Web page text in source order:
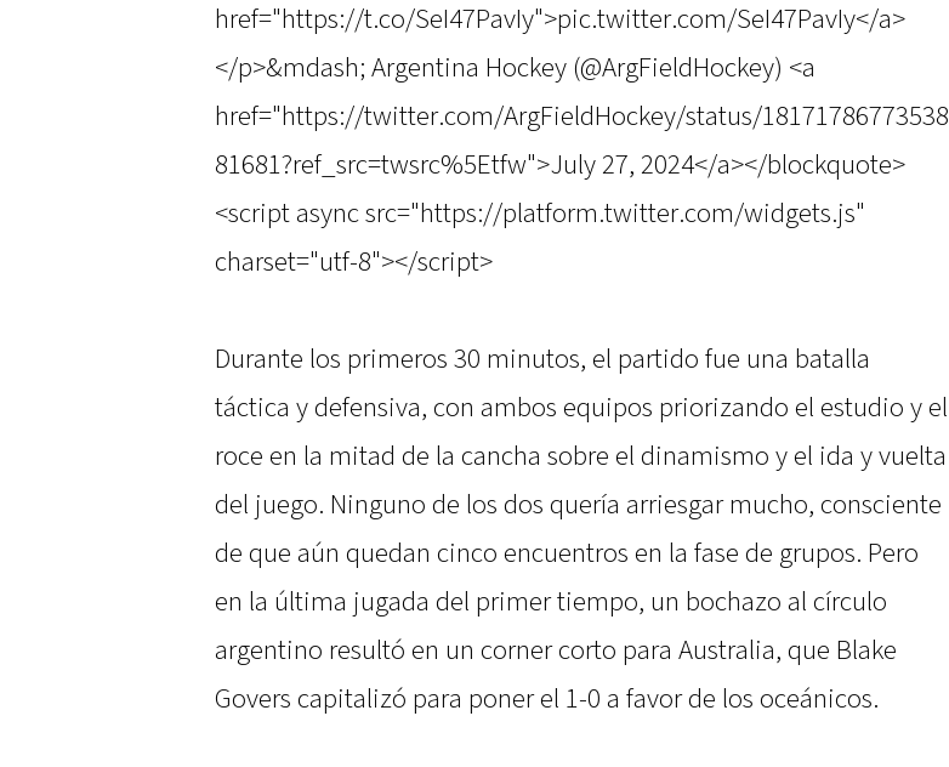
href="https://t.co/SeI47PavIy">pic.twitter.com/SeI47PavIy</a>
</p>&mdash; Argentina Hockey (@ArgFieldHockey) <a
href="https://twitter.com/ArgFieldHockey/status/18171786773538
81681?ref_src=twsrc%5Etfw">July 27, 2024</a></blockquote>
<script async src="https://platform.twitter.com/widgets.js"
charset="utf-8"></script>
Durante los primeros 30 minutos, el partido fue una batalla
táctica y defensiva, con ambos equipos priorizando el estudio y el
roce en la mitad de la cancha sobre el dinamismo y el ida y vuelta
del juego. Ninguno de los dos quería arriesgar mucho, consciente
de que aún quedan cinco encuentros en la fase de grupos. Pero
en la última jugada del primer tiempo, un bochazo al círculo
argentino resultó en un corner corto para Australia, que Blake
Govers capitalizó para poner el 1-0 a favor de los oceánicos.